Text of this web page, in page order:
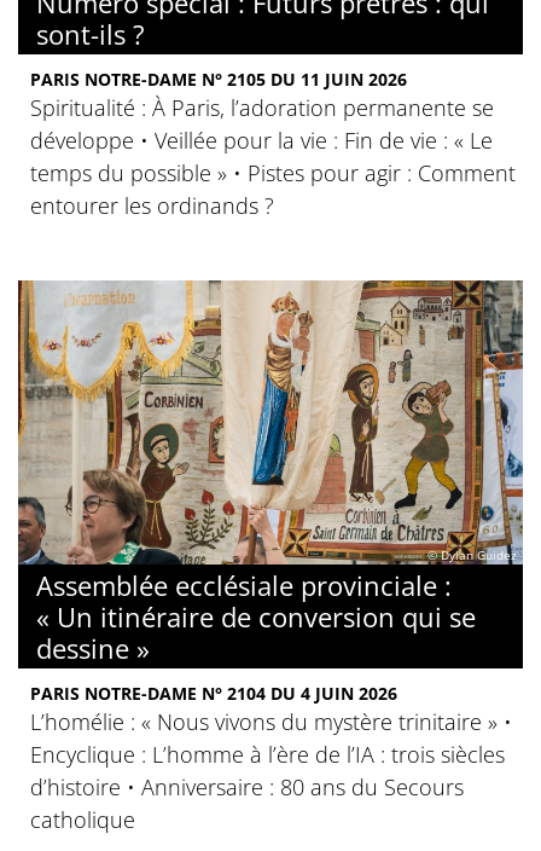
sont-ils ?
PARIS NOTRE-DAME N° 2105 DU 11 JUIN 2026
Spiritualité : À Paris, l’adoration permanente se
développe • Veillée pour la vie : Fin de vie : « Le
temps du possible » • Pistes pour agir : Comment
entourer les ordinands ?
© Dylan Guidez
Assemblée ecclésiale provinciale :
« Un itinéraire de conversion qui se
dessine »
PARIS NOTRE-DAME N° 2104 DU 4 JUIN 2026
L’homélie : « Nous vivons du mystère trinitaire » •
Encyclique : L’homme à l’ère de l’IA : trois siècles
d’histoire • Anniversaire : 80 ans du Secours
catholique